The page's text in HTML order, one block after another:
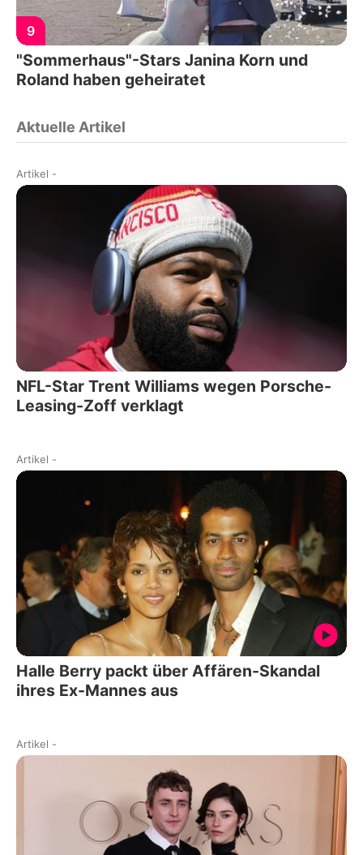
9
"Sommerhaus"-Stars Janina Korn und
Roland haben geheiratet
Aktuelle Artikel
Artikel -
NFL-Star Trent Williams wegen Porsche-
Leasing-Zoff verklagt
Artikel -
Halle Berry packt über Affären-Skandal
ihres Ex-Mannes aus
Artikel -